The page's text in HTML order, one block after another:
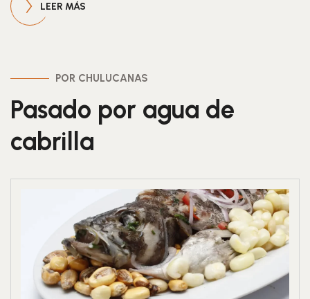
LEER MÁS
POR CHULUCANAS
Pasado por agua de
cabrilla